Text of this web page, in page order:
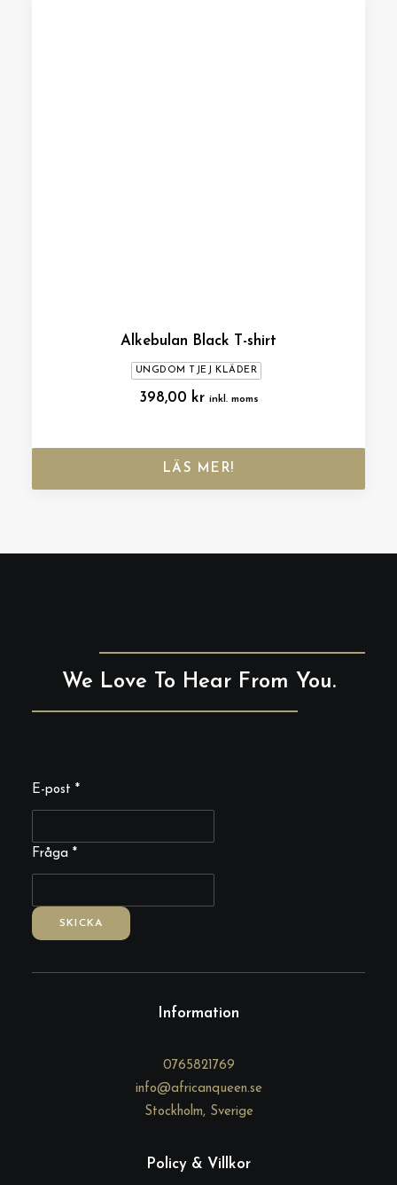
Alkebulan Black T-shirt
UNGDOM TJEJ KLÄDER
398,00 kr inkl. moms
LÄS MER!
We Love To Hear From You.
E-
post
E-post *
Fråga *
SKICKA
Information
0765821769
info@africanqueen.se
Stockholm, Sverige
Policy & Villkor